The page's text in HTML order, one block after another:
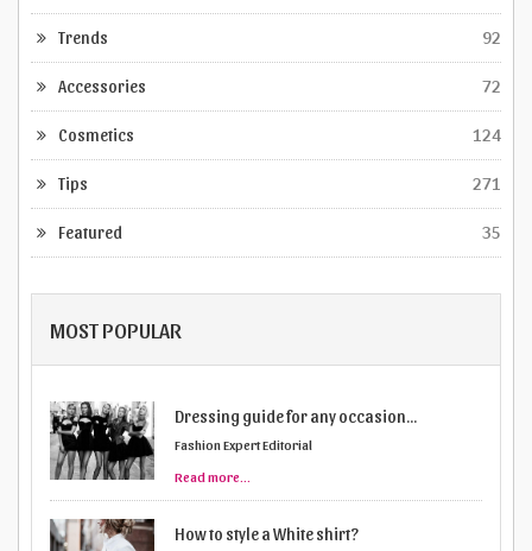
Trends 92
Accessories 72
Cosmetics 124
Tips 271
Featured 35
MOST POPULAR
Dressing guide for any occasion...
Fashion Expert Editorial
Read more...
How to style a White shirt?